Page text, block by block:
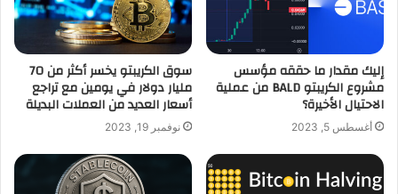
إليك مقدار ما حققه مؤسس
مشروع الكريبتو BALD من عملية
الاحتيال الأخيرة؟
أغسطس 5, 2023
سوق الكريبتو يخسر أكثر من 70
مليار دولار في يومين مع تراجع
أسعار العديد من العملات البديلة
نوفمبر 19, 2023